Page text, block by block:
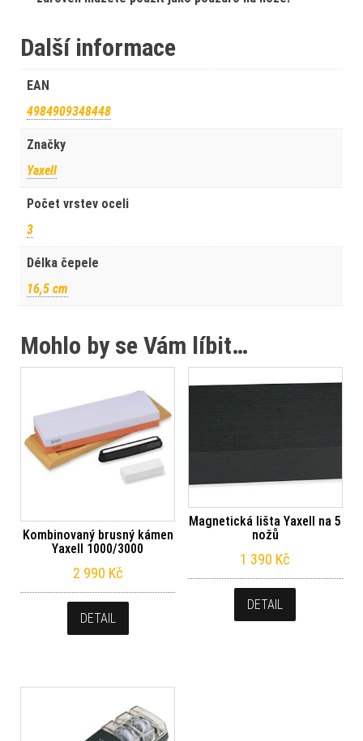
Další informace
EAN
4984909348448
Značky
Yaxell
Počet vrstev oceli
3
Délka čepele
16,5 cm
Mohlo by se Vám líbit…
Kombinovaný brusný kámen
Yaxell 1000/3000
2 990 Kč
DETAIL
Magnetická lišta Yaxell na 5
nožů
1 390 Kč
DETAIL